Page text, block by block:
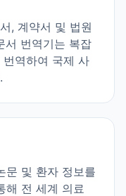
, 계약서 및 법원
서 번역기는 복잡
역하여 국제 사
문 및 환자 정보를
해 전 세계 의료